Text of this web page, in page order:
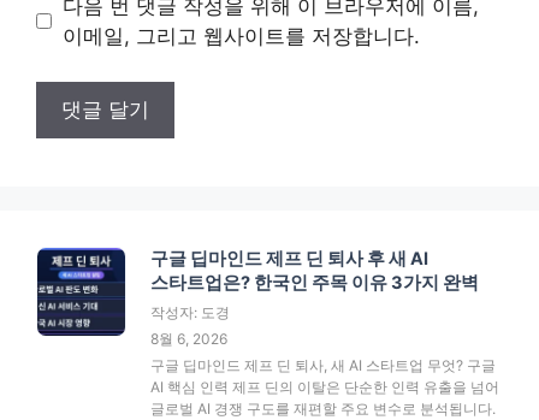
트
다음 번 댓글 작성을 위해 이 브라우저에 이름,
이메일, 그리고 웹사이트를 저장합니다.
구글 딥마인드 제프 딘 퇴사 후 새 AI
스타트업은? 한국인 주목 이유 3가지 완벽
작성자: 도경
8월 6, 2026
구글 딥마인드 제프 딘 퇴사, 새 AI 스타트업 무엇? 구글
AI 핵심 인력 제프 딘의 이탈은 단순한 인력 유출을 넘어
글로벌 AI 경쟁 구도를 재편할 주요 변수로 분석됩니다.